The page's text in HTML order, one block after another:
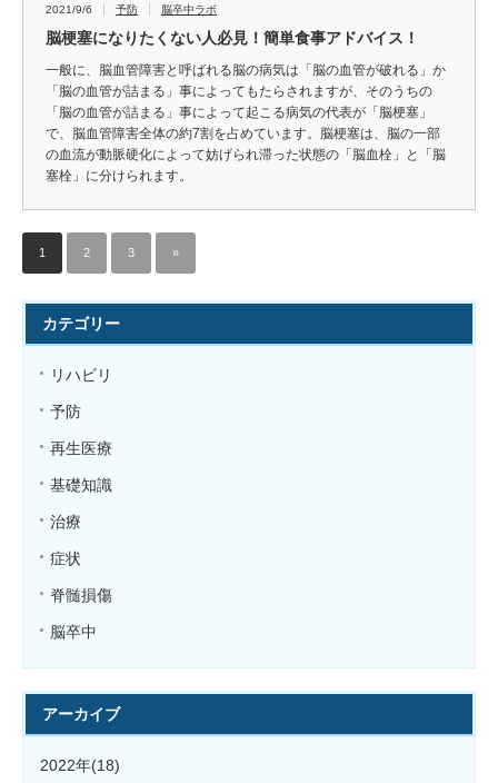
2021/9/6 予防 脳卒中ラボ
脳梗塞になりたくない人必見！簡単食事アドバイス！
一般に、脳血管障害と呼ばれる脳の病気は「脳の血管が破れる」か
「脳の血管が詰まる」事によってもたらされますが、そのうちの
「脳の血管が詰まる」事によって起こる病気の代表が「脳梗塞」
で、脳血管障害全体の約7割を占めています。脳梗塞は、脳の一部
の血流が動脈硬化によって妨げられ滞った状態の「脳血栓」と「脳
塞栓」に分けられます。
1 2 3 »
カテゴリー
リハビリ
予防
再生医療
基礎知識
治療
症状
脊髄損傷
脳卒中
アーカイブ
2022年(18)